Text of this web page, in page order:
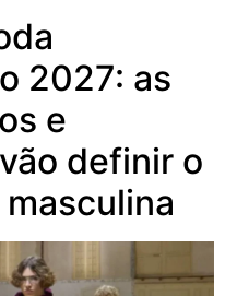
2027: as
e
definir o